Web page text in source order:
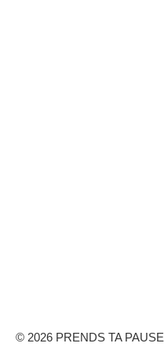
© 2026 PRENDS TA PAUSE